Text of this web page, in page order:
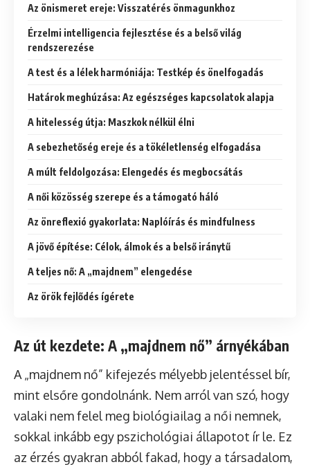
Az önismeret ereje: Visszatérés önmagunkhoz
Érzelmi intelligencia fejlesztése és a belső világ
rendszerezése
A test és a lélek harmóniája: Testkép és önelfogadás
Határok meghúzása: Az egészséges kapcsolatok alapja
A hitelesség útja: Maszkok nélkül élni
A sebezhetőség ereje és a tökéletlenség elfogadása
A múlt feldolgozása: Elengedés és megbocsátás
A női közösség szerepe és a támogató háló
Az önreflexió gyakorlata: Naplóírás és mindfulness
A jövő építése: Célok, álmok és a belső iránytű
A teljes nő: A „majdnem” elengedése
Az örök fejlődés ígérete
Az út kezdete: A „majdnem nő” árnyékában
A „majdnem nő” kifejezés mélyebb jelentéssel bír,
mint elsőre gondolnánk. Nem arról van szó, hogy
valaki nem felel meg biológiailag a női nemnek,
sokkal inkább egy pszichológiai állapotot ír le. Ez
az érzés gyakran abból fakad, hogy a társadalom,